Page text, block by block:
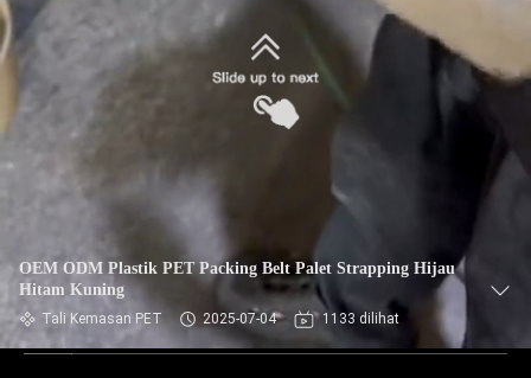
OEM ODM Plastik PET Packing Belt Palet Strapping Hijau
Hitam Kuning
Tali Kemasan PET 2025-07-04 1133 dilihat